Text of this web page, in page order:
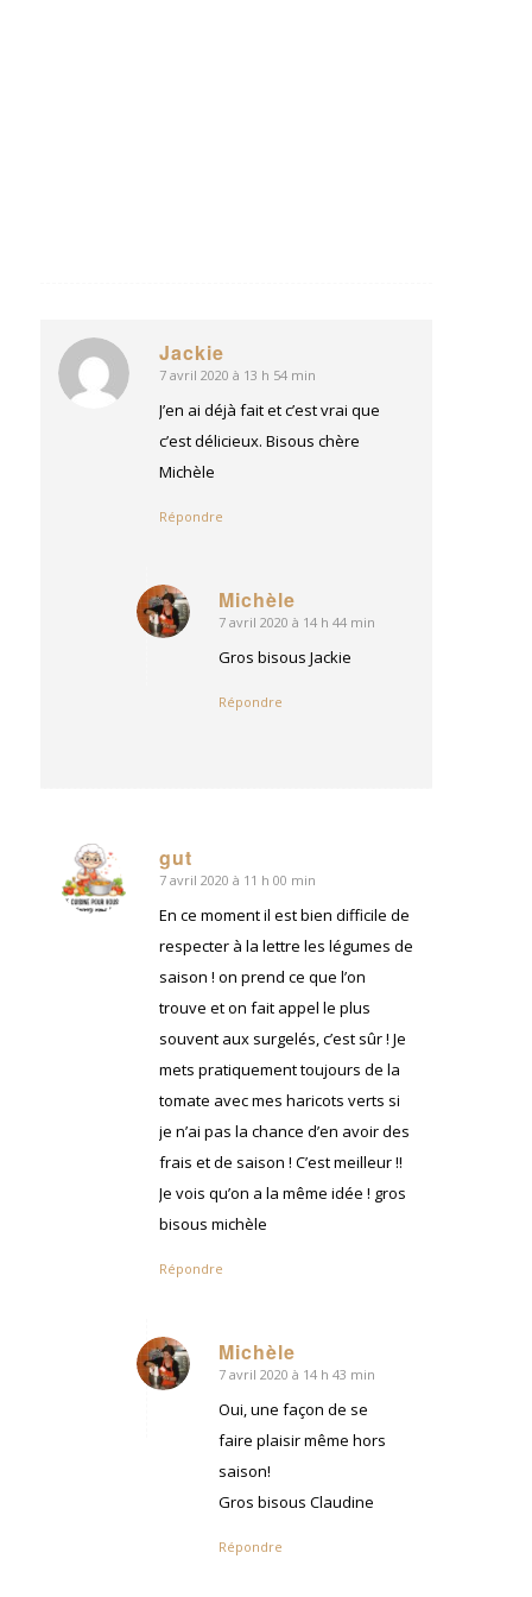
Jackie
dit
:
7 avril 2020 à 13 h 54 min
J’en ai déjà fait et c’est vrai que
c’est délicieux. Bisous chère
Michèle
Répondre
Michèle
dit
7 avril 2020 à 14 h 44 min
Gros bisous Jackie
Répondre
gut
dit
:
7 avril 2020 à 11 h 00 min
En ce moment il est bien difficile de
respecter à la lettre les légumes de
saison ! on prend ce que l’on
trouve et on fait appel le plus
souvent aux surgelés, c’est sûr ! Je
mets pratiquement toujours de la
tomate avec mes haricots verts si
je n’ai pas la chance d’en avoir des
frais et de saison ! C’est meilleur !!
Je vois qu’on a la même idée ! gros
bisous michèle
Répondre
Michèle
dit
7 avril 2020 à 14 h 43 min
Oui, une façon de se
faire plaisir même hors
saison!
Gros bisous Claudine
Répondre